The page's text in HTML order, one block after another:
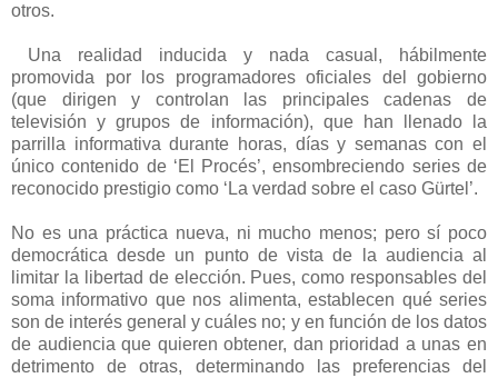
otros.
Una realidad inducida y nada casual, hábilmente
promovida por los programadores oficiales del gobierno
(que dirigen y controlan las principales cadenas de
televisión y grupos de información), que han llenado la
parrilla informativa durante horas, días y semanas con el
único contenido de ‘El Procés’, ensombreciendo series de
reconocido prestigio como ‘La verdad sobre el caso Gürtel’.
No es una práctica nueva, ni mucho menos; pero sí poco
democrática desde un punto de vista de la audiencia al
limitar la libertad de elección. Pues, como responsables del
soma informativo que nos alimenta, establecen qué series
son de interés general y cuáles no; y en función de los datos
de audiencia que quieren obtener, dan prioridad a unas en
detrimento de otras, determinando las preferencias del